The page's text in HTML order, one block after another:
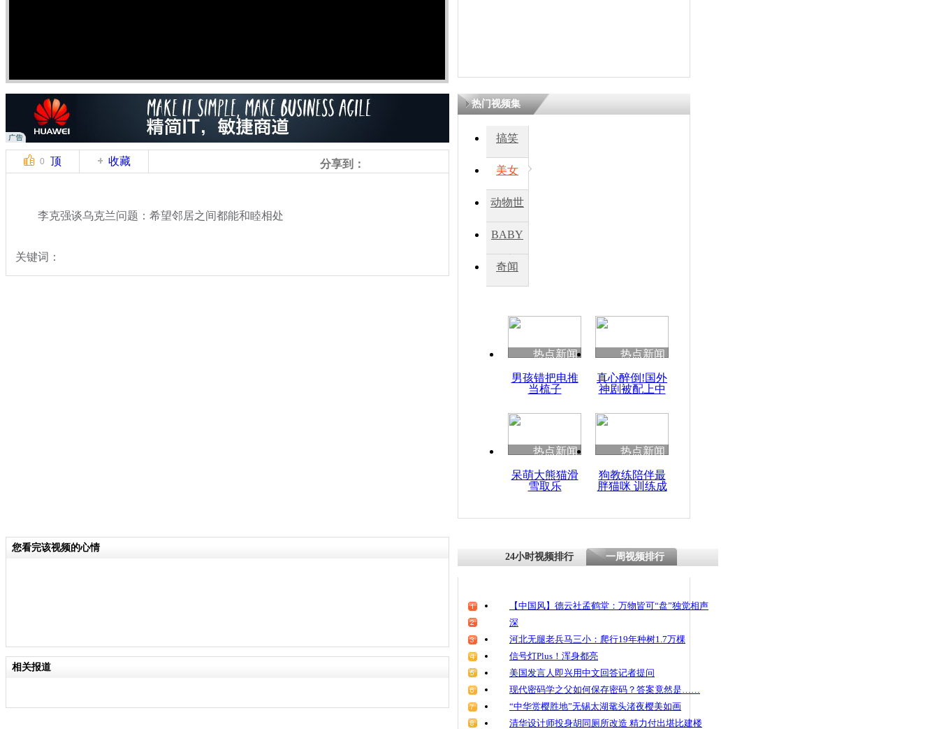
0 顶 收藏 分享到：
李克强谈乌克兰问题：希望邻居之间都能和睦相处
关键词：
热门视频集
搞笑
美女
动物世
BABY
秀
奇闻
热点新闻
男孩错把电推
当梳子
热点新闻
真心醉倒!国外
神剧被配上中
热点新闻
呆萌大熊猫滑
雪取乐
热点新闻
狗教练陪伴最
胖猫咪 训练成
您看完该视频的心情
相关报道
24小时视频排行 一周视频排行
【中国风】德云社孟鹤堂：万物皆可“盘”独觉相声
深
河北无腿老兵马三小：爬行19年种树1.7万棵
信号灯Plus！浑身都亮
美国发言人即兴用中文回答记者提问
现代密码学之父如何保存密码？答案竟然是……
“中华赏樱胜地”无锡太湖鼋头渚夜樱美如画
清华设计师投身胡同厕所改造 精力付出堪比建楼